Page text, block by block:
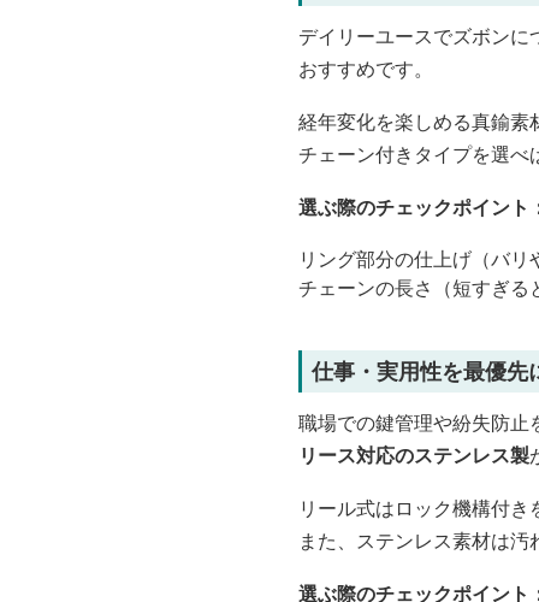
デイリーユースでズボン
おすすめです。
経年変化を楽しめる真鍮
チェーン付きタイプを選
選ぶ際のチェックポイント
リング部分の仕上げ（バ
チェーンの長さ（短すぎる
仕事・実用性を最優先
職場での鍵管理や紛失防
リース対応のステンレス製
リール式はロック機構付
また、ステンレス素材は
選ぶ際のチェックポイント